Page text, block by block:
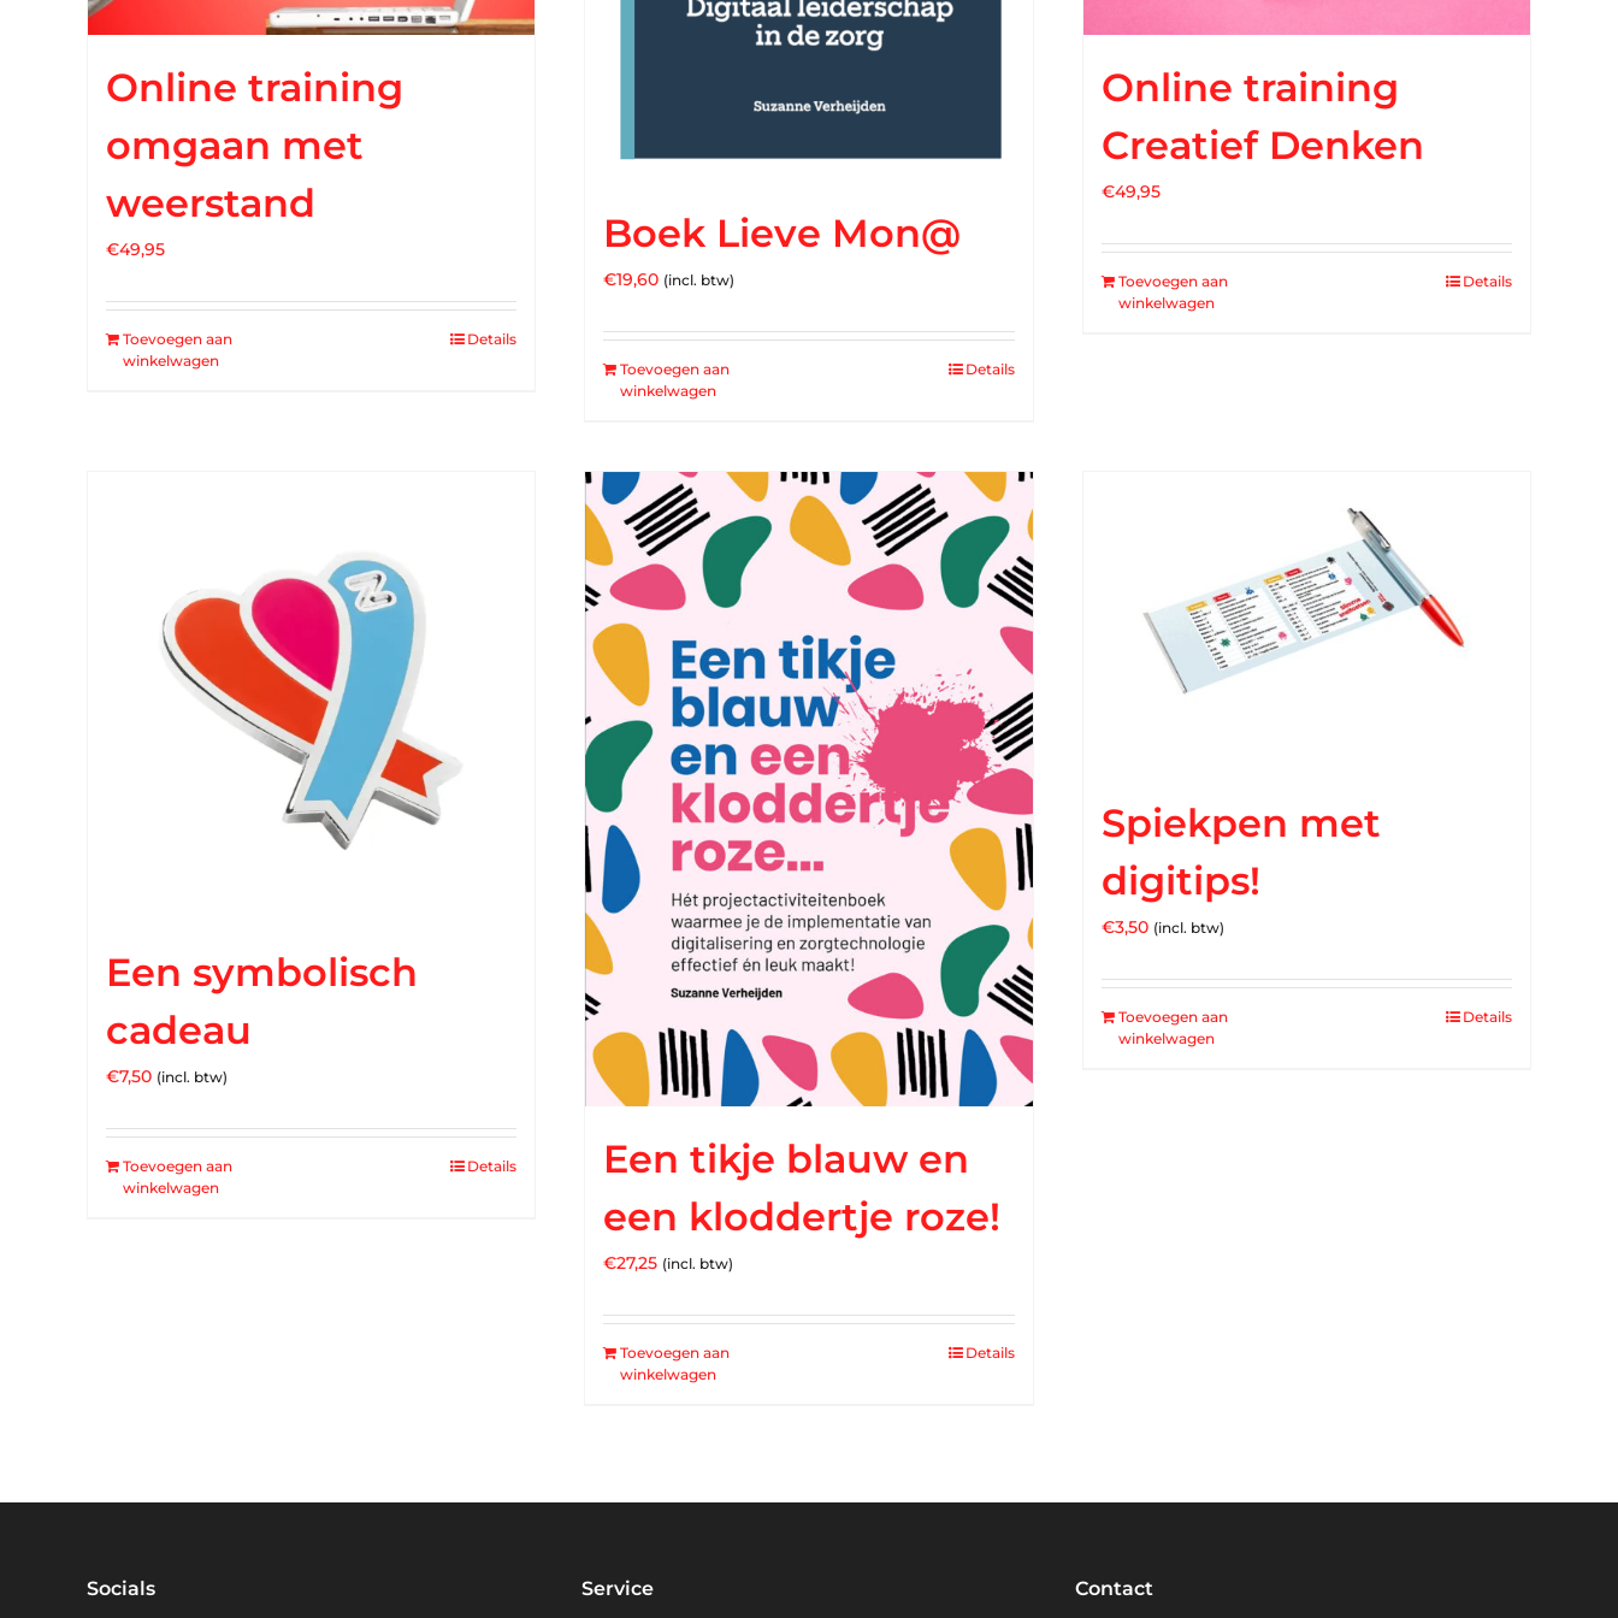
Online training
omgaan met
weerstand
€49,95
Toevoegen aan
winkelwagen
Details
Boek Lieve Mon@
€19,60 (incl. btw)
Toevoegen aan
winkelwagen
Details
Online training
Creatief Denken
€49,95
Toevoegen aan
winkelwagen
Details
Een symbolisch
cadeau
€7,50 (incl. btw)
Toevoegen aan
winkelwagen
Details
Een tikje blauw en
een kloddertje roze!
€27,25 (incl. btw)
Toevoegen aan
winkelwagen
Details
Spiekpen met
digitips!
€3,50 (incl. btw)
Toevoegen aan
winkelwagen
Details
Socials Service Contact